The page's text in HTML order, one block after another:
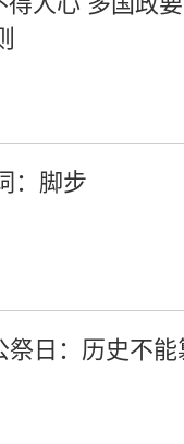
：脚步
祭日：历史不能